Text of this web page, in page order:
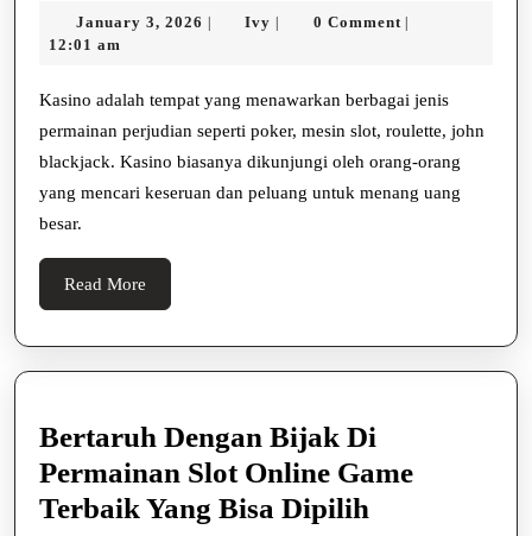
Dalam
Poker
January 3, 2026 January
| Ivy Ivy
| 0 Comment |
12:01 am
Kasino adalah tempat yang menawarkan berbagai jenis
permainan perjudian seperti poker, mesin slot, roulette, john
blackjack. Kasino biasanya dikunjungi oleh orang-orang
yang mencari keseruan dan peluang untuk menang uang
besar.
Read More
More
Bertaruh Dengan Bijak Di
Permainan Slot Online Game
Terbaik Yang Bisa Dipilih